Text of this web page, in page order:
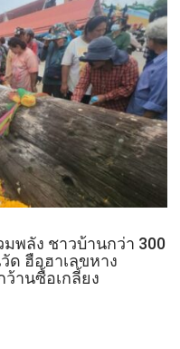
พลัง ชาวบ้านกว่า 300
ฮือฮาเลขหาง
านซื้อเกลี้ยง